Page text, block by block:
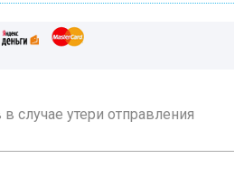
случае утери отправления